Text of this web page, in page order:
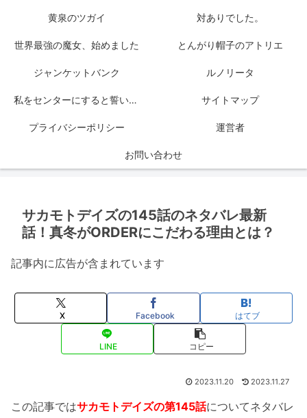
黄泉のツガイ 対ありでした。
世界最強の魔女、始めました とんがり帽子のアトリエ
ジャンケットバンク ルノリータ
私をセンターにすると誓いますか？ サイトマップ
プライバシーポリシー 運営者
お問い合わせ
サカモトデイズの145話のネタバレ最新
話！真冬がORDERにこだわる理由とは？
記事内に広告が含まれています
X Facebook はてブ
LINE コピー
2023.11.20 2023.11.27
この記事ではサカモトデイズの第145話についてネタバレ